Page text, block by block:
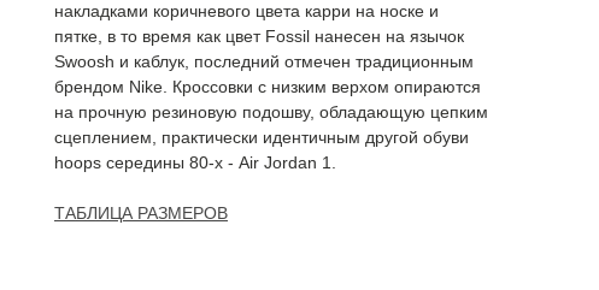
накладками коричневого цвета карри на носке и
пятке, в то время как цвет Fossil нанесен на язычок
Swoosh и каблук, последний отмечен традиционным
брендом Nike. Кроссовки с низким верхом опираются
на прочную резиновую подошву, обладающую цепким
сцеплением, практически идентичным другой обуви
hoops середины 80-х - Air Jordan 1.
ТАБЛИЦА РАЗМЕРОВ